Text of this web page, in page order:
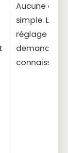
Aucune
simple. Le
réglage du
demande